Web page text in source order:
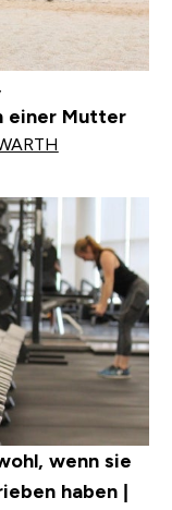
einer Mutter
wenn sie
haben |